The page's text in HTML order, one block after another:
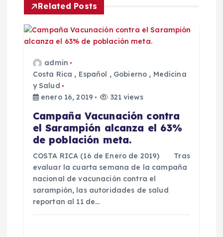
ó
Related Posts
admin
Costa Rica , Español , Gobierno , Medicina
y Salud
enero 16, 2019
321 views
Campaña Vacunación contra
el Sarampión alcanza el 63%
de población meta.
COSTA RICA (16 de Enero de 2019) Tras
evaluar la cuarta semana de la campaña
nacional de vacunación contra el
sarampión, las autoridades de salud
reportan al 11 de…